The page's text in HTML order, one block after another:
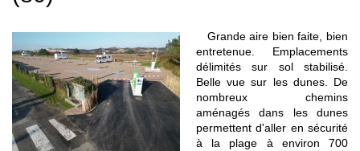
Grande aire bien faite, bien
entretenue. Emplacements
délimités sur sol stabilisé.
Belle vue sur les dunes. De
nombreux chemins
aménagés dans les dunes
permettent d'aller en sécurité
à la plage à environ 700